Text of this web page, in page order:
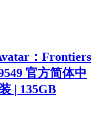
：Frontiers
官方简体中
| 135GB